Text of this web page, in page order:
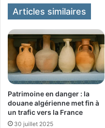
Articles similaires
Patrimoine en danger : la
douane algérienne met fin à
un trafic vers la France
30 juillet 2025